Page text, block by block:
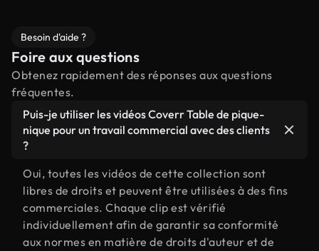
Besoin d'aide ?
Foire aux questions
Obtenez rapidement des réponses aux questions
fréquentes.
Puis-je utiliser les vidéos Coverr Table de pique-
nique pour un travail commercial avec des clients
?
Oui, toutes les vidéos de cette collection sont
libres de droits et peuvent être utilisées à des fins
commerciales. Chaque clip est vérifié
individuellement afin de garantir sa conformité
aux normes en matière de droits d'auteur et de